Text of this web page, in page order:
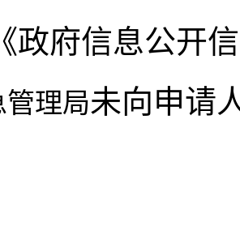
政府信息公开
理局未向申请